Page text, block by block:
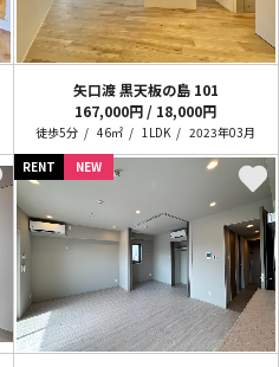
矢口渡 黒天板の島 101
167,000円 / 18,000円
徒歩5分 46㎡ 1LDK
2023年03月
RENT NEW